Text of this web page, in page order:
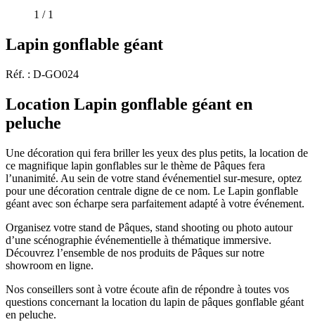
1 / 1
Lapin gonflable géant
Réf. : D-GO024
Location Lapin gonflable géant en
peluche
Une décoration qui fera briller les yeux des plus petits, la location de
ce magnifique lapin gonflables sur le thème de Pâques fera
l’unanimité. Au sein de votre stand événementiel sur-mesure, optez
pour une décoration centrale digne de ce nom. Le Lapin gonflable
géant avec son écharpe sera parfaitement adapté à votre événement.
Organisez votre stand de Pâques, stand shooting ou photo autour
d’une scénographie événementielle à thématique immersive.
Découvrez l’ensemble de nos produits de Pâques sur notre
showroom en ligne.
Nos conseillers sont à votre écoute afin de répondre à toutes vos
questions concernant la location du lapin de pâques gonflable géant
en peluche.